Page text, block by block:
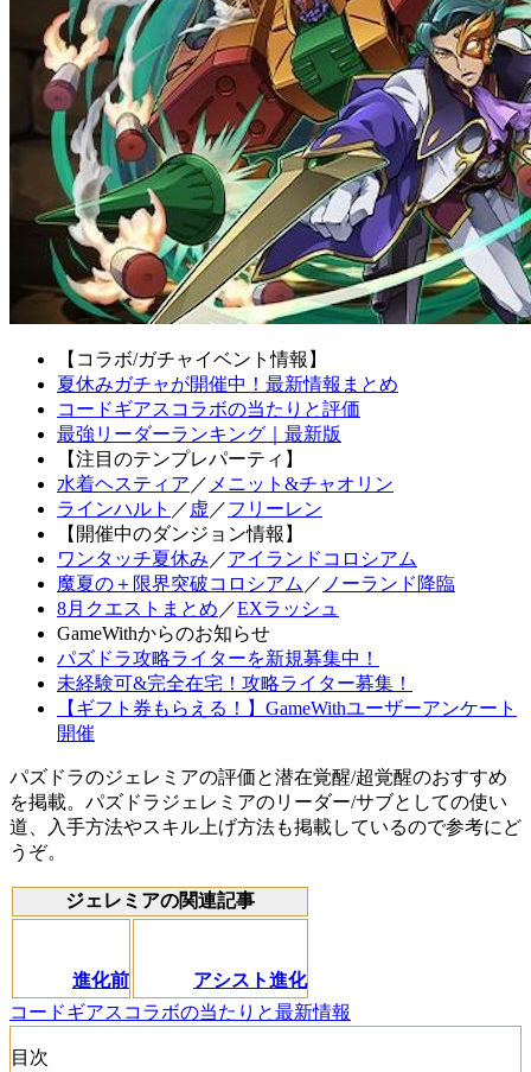
【コラボ/ガチャイベント情報】
夏休みガチャが開催中！最新情報まとめ
コードギアスコラボの当たりと評価
最強リーダーランキング｜最新版
【注目のテンプレパーティ】
水着ヘスティア ／ メニット&チャオリン
ラインハルト ／ 虚 ／フリーレン
【開催中のダンジョン情報】
ワンタッチ夏休み ／アイランドコロシアム
魔夏の＋限界突破コロシアム ／ ノーランド降臨
8月クエストまとめ ／EXラッシュ
GameWithからのお知らせ
パズドラ攻略ライターを新規募集中！
未経験可&完全在宅！攻略ライター募集！
【ギフト券もらえる！】GameWithユーザーアンケート
開催
パズドラのジェレミアの評価と潜在覚醒/超覚醒のおすすめ
を掲載。パズドラジェレミアのリーダー/サブとしての使い
道、入手方法やスキル上げ方法も掲載しているので参考にど
うぞ。
ジェレミアの関連記事
進化前
アシスト進化
コードギアスコラボの当たりと最新情報
目次